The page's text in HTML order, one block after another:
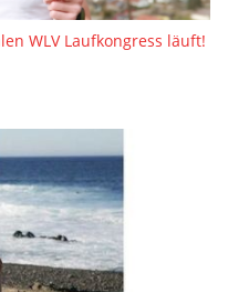
WLV Laufkongress läuft!